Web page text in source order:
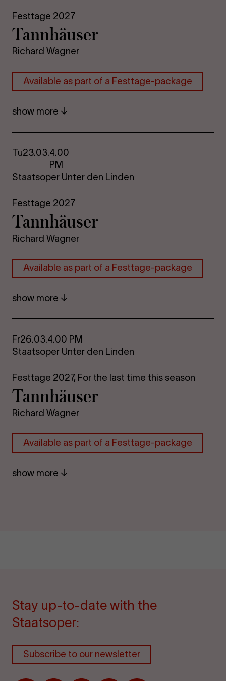
Festtage 2027
Tannhäuser
Richard Wagner
Avail­able as part of a Festtage-​package
show more
Tu23.03.4.00
PM
Staatsoper Unter den Linden
Festtage 2027
Tannhäuser
Richard Wagner
Avail­able as part of a Festtage-​package
show more
Fr26.03.4.00 PM
Staatsoper Unter den Linden
Festtage 2027, For the last time this season
Tannhäuser
Richard Wagner
Avail­able as part of a Festtage-​package
show more
Stay up-to-date with the
Staatsoper:
Subscribe to our newsletter